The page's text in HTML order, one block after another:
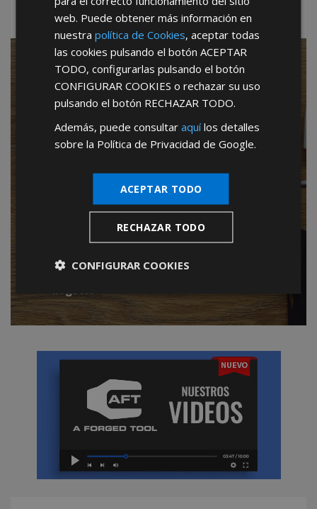
SIN CANON de entrada
SIN CUOTAS mensuales
SIN PERIODOS de permanencia
SIN CARGOS por publicidad
SIN COMISIONES sobre ventas
SIN IMPORTE mínimo de compras
TOTAL LIBERTAD de compras
TOTAL AUTONOMIA en la gestión de tu
web. Puede obtener más información en
nuestrapolítica de Cookies, aceptar todas
las cookies pulsando el botónACEPTAR
TODO, configurarlas pulsando el botón
CONFIGURAR COOKIES o rechazar su uso
pulsando el botón RECHAZAR TODO.
Además, puede consultaraquílos detalles
sobre la Política de Privacidad de Google.
ACEPTAR TODO
RECHAZAR TODO
CONFIGURAR COOKIES